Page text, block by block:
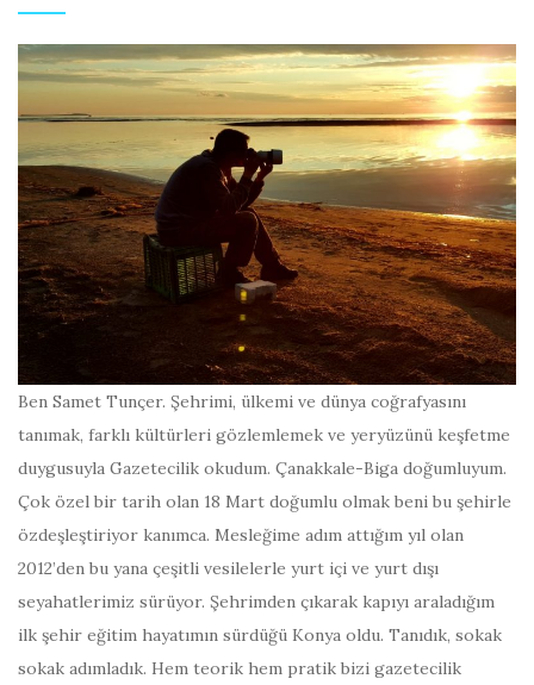
Ben Samet Tunçer. Şehrimi, ülkemi ve dünya coğrafyasını
tanımak, farklı kültürleri gözlemlemek ve yeryüzünü keşfetme
duygusuyla Gazetecilik okudum. Çanakkale-Biga doğumluyum.
Çok özel bir tarih olan 18 Mart doğumlu olmak beni bu şehirle
özdeşleştiriyor kanımca. Mesleğime adım attığım yıl olan
2012’den bu yana çeşitli vesilelerle yurt içi ve yurt dışı
seyahatlerimiz sürüyor. Şehrimden çıkarak kapıyı araladığım
ilk şehir eğitim hayatımın sürdüğü Konya oldu. Tanıdık, sokak
sokak adımladık. Hem teorik hem pratik bizi gazetecilik